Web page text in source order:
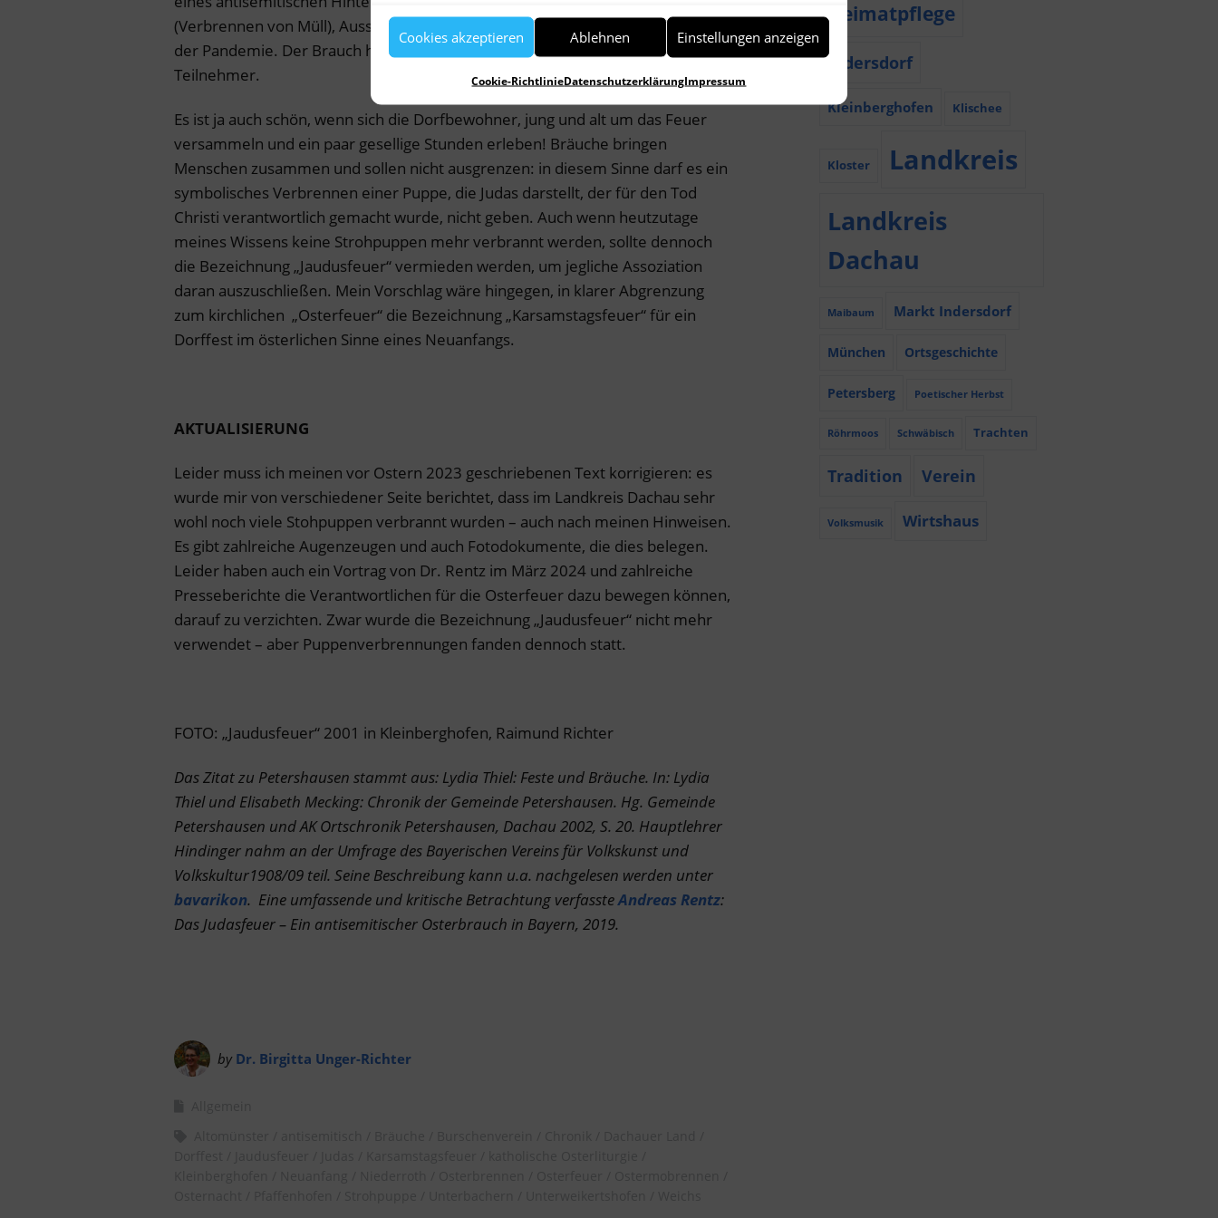
Cookies akzeptieren Ablehnen Einstellungen anzeigen
Cookie-RichtlinieDatenschutzerklärungImpressum
(Verbrennen von Müll), Ausschreitungen aufgrund von Alkoholmissbrauch oder
der Pandemie. Der Brauch hält sich aber bis heute und hat viele Anhänger und
Teilnehmer.
Es ist ja auch schön, wenn sich die Dorfbewohner, jung und alt um das Feuer
versammeln und ein paar gesellige Stunden erleben! Bräuche bringen
Menschen zusammen und sollen nicht ausgrenzen: in diesem Sinne darf es ein
symbolisches Verbrennen einer Puppe, die Judas darstellt, der für den Tod
Christi verantwortlich gemacht wurde, nicht geben. Auch wenn heutzutage
meines Wissens keine Strohpuppen mehr verbrannt werden, sollte dennoch
die Bezeichnung „Jaudusfeuer“ vermieden werden, um jegliche Assoziation
daran auszuschließen. Mein Vorschlag wäre hingegen, in klarer Abgrenzung
zum kirchlichen „Osterfeuer“ die Bezeichnung „Karsamstagsfeuer“ für ein
Dorffest im österlichen Sinne eines Neuanfangs.
AKTUALISIERUNG
Leider muss ich meinen vor Ostern 2023 geschriebenen Text korrigieren: es
wurde mir von verschiedener Seite berichtet, dass im Landkreis Dachau sehr
wohl noch viele Stohpuppen verbrannt wurden – auch nach meinen Hinweisen.
Es gibt zahlreiche Augenzeugen und auch Fotodokumente, die dies belegen.
Leider haben auch ein Vortrag von Dr. Rentz im März 2024 und zahlreiche
Presseberichte die Verantwortlichen für die Osterfeuer dazu bewegen können,
darauf zu verzichten. Zwar wurde die Bezeichnung „Jaudusfeuer“ nicht mehr
verwendet – aber Puppenverbrennungen fanden dennoch statt.
FOTO: „Jaudusfeuer“ 2001 in Kleinberghofen, Raimund Richter
Das Zitat zu Petershausen stammt aus: Lydia Thiel: Feste und Bräuche. In: Lydia
Thiel und Elisabeth Mecking: Chronik der Gemeinde Petershausen. Hg. Gemeinde
Petershausen und AK Ortschronik Petershausen, Dachau 2002, S. 20. Hauptlehrer
Hindinger nahm an der Umfrage des Bayerischen Vereins für Volkskunst und
Volkskultur1908/09 teil. Seine Beschreibung kann u.a. nachgelesen werden unter
bavarikon. Eine umfassende und kritische Betrachtung verfassteAndreas Rentz:
Das Judasfeuer – Ein antisemitischer Osterbrauch in Bayern, 2019.
by Dr. Birgitta Unger-Richter
Heimatpflege
Indersdorf
Kleinberghofen Klischee
Kloster Landkreis
Landkreis
Dachau
Maibaum Markt Indersdorf
München Ortsgeschichte
Petersberg Poetischer Herbst
Röhrmoos Schwäbisch Trachten
Tradition Verein
Volksmusik Wirtshaus